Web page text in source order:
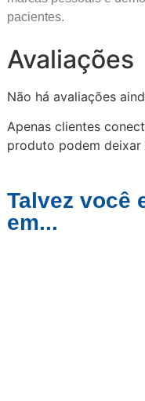
pacientes.
Avaliações
Não há avaliações
Apenas clientes
produto podem deixar
Talvez você
em...